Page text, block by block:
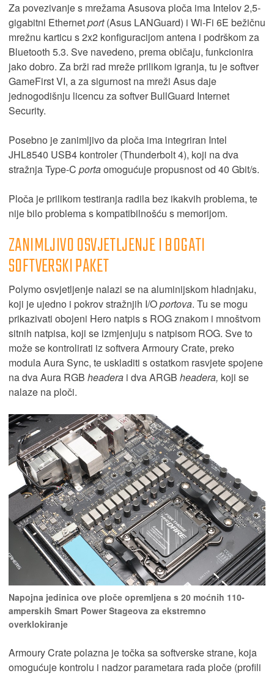
Za povezivanje s mrežama Asusova ploča ima Intelov 2,5-
gigabitni Ethernetport(Asus LANGuard) i Wi-Fi 6E bežičnu
mrežnu karticu s 2x2 konfiguracijom antena i podrškom za
Bluetooth 5.3. Sve navedeno, prema običaju, funkcionira
jako dobro. Za brži rad mreže prilikom igranja, tu je softver
GameFirst VI, a za sigurnost na mreži Asus daje
jednogodišnju licencu za softver BullGuard Internet
Security.
Posebno je zanimljivo da ploča ima integriran Intel
JHL8540 USB4 kontroler (Thunderbolt 4), koji na dva
stražnja Type-C portaomogućuje propusnost od 40 Gbit/s.
Ploča je prilikom testiranja radila bez ikakvih problema, te
nije bilo problema s kompatibilnošću s memorijom.
ZANIMLJIVO OSVJETLJENJE I BOGATI
SOFTVERSKI PAKET
Polymo osvjetljenje nalazi se na aluminijskom hladnjaku,
koji je ujedno i pokrov stražnjih I/Oportova. Tu se mogu
prikazivati obojeni Hero natpis s ROG znakom i mnoštvom
sitnih natpisa, koji se izmjenjuju s natpisom ROG. Sve to
može se kontrolirati iz softvera Armoury Crate, preko
modula Aura Sync, te uskladiti s ostatkom rasvjete spojene
na dva Aura RGB headera i dva ARGB headera, koji se
nalaze na ploči.
Napojna jedinica ove ploče opremljena s 20 moćnih 110-
amperskih Smart Power Stageova za ekstremno
overklokiranje
Armoury Crate polazna je točka sa softverske strane, koja
omogućuje kontrolu i nadzor parametara rada ploče (profili